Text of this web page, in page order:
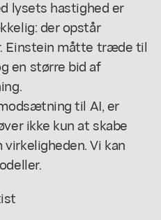
lysets hastighed er
der opstår
Einstein måtte træde til
en større bid af
til AI, er
ikke kun at skabe
Vi kan